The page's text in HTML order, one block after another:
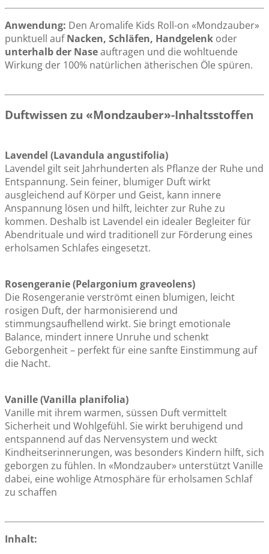
Anwendung: Den Aromalife Kids Roll-on «Mondzauber»
punktuell aufNacken, Schläfen, Handgelenk oder
unterhalb der Naseauftragen und die wohltuende
Wirkung der 100% natürlichen ätherischen Öle spüren.
Duftwissen zu «Mondzauber»-Inhaltsstoffen
Lavendel (Lavandula angustifolia)
Lavendel gilt seit Jahrhunderten als Pflanze der Ruhe und
Entspannung. Sein feiner, blumiger Duft wirkt
ausgleichend auf Körper und Geist, kann innere
Anspannung lösen und hilft, leichter zur Ruhe zu
kommen. Deshalb ist Lavendel ein idealer Begleiter für
Abendrituale und wird traditionell zur Förderung eines
erholsamen Schlafes eingesetzt.
Rosengeranie (Pelargonium graveolens)
Die Rosengeranie verströmt einen blumigen, leicht
rosigen Duft, der harmonisierend und
stimmungsaufhellend wirkt. Sie bringt emotionale
Balance, mindert innere Unruhe und schenkt
Geborgenheit – perfekt für eine sanfte Einstimmung auf
die Nacht.
Vanille (Vanilla planifolia)
Vanille mit ihrem warmen, süssen Duft vermittelt
Sicherheit und Wohlgefühl. Sie wirkt beruhigend und
entspannend auf das Nervensystem und weckt
Kindheitserinnerungen, was besonders Kindern hilft, sich
geborgen zu fühlen. In «Mondzauber» unterstützt Vanille
dabei, eine wohlige Atmosphäre für erholsamen Schlaf
zu schaffen
Inhalt: